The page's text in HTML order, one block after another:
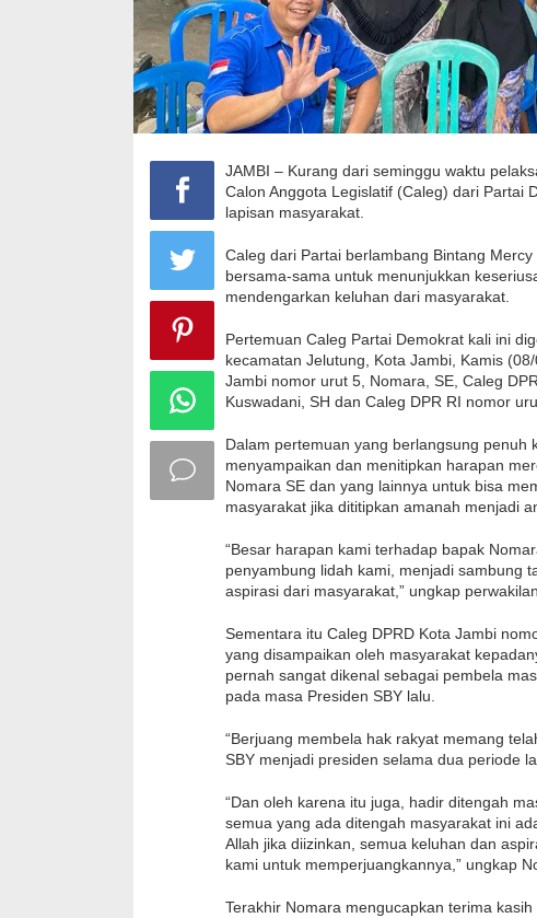
JAMBI – Kurang dari seminggu waktu
Calon Anggota Legislatif (Caleg) dari Partai
lapisan masyarakat.
Caleg dari Partai berlambang Bintang
bersama-sama untuk menunjukkan
mendengarkan keluhan dari masyarakat.
Pertemuan Caleg Partai Demokrat kali ini
kecamatan Jelutung, Kota Jambi, Kamis
Jambi nomor urut 5, Nomara, SE, Caleg
Kuswadani, SH dan Caleg DPR RI nomor
Dalam pertemuan yang berlangsung penuh
menyampaikan dan menitipkan harapan
Nomara SE dan yang lainnya untuk bisa
masyarakat jika dititipkan amanah menjadi
“Besar harapan kami terhadap bapak
penyambung lidah kami, menjadi sambung
aspirasi dari masyarakat,” ungkap
Sementara itu Caleg DPRD Kota Jambi
yang disampaikan oleh masyarakat
pernah sangat dikenal sebagai pembela
pada masa Presiden SBY lalu.
“Berjuang membela hak rakyat memang
SBY menjadi presiden selama dua periode
“Dan oleh karena itu juga, hadir ditengah
semua yang ada ditengah masyarakat ini
Allah jika diizinkan, semua keluhan dan
kami untuk memperjuangkannya,” ungkap
Terakhir Nomara mengucapkan terima